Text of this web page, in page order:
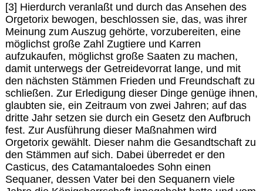
[3] Hierdurch veranlaßt und durch das Ansehen des
Orgetorix bewogen, beschlossen sie, das, was ihrer
Meinung zum Auszug gehörte, vorzubereiten, eine
möglichst große Zahl Zugtiere und Karren
aufzukaufen, möglichst große Saaten zu machen,
damit unterwegs der Getreidevorrat lange, und mit
den nächsten Stämmen Frieden und Freundschaft zu
schließen. Zur Erledigung dieser Dinge genüge ihnen,
glaubten sie, ein Zeitraum von zwei Jahren; auf das
dritte Jahr setzen sie durch ein Gesetz den Aufbruch
fest. Zur Ausführung dieser Maßnahmen wird
Orgetorix gewählt. Dieser nahm die Gesandtschaft zu
den Stämmen auf sich. Dabei überredet er den
Casticus, des Catamantaloedes Sohn einen
Sequaner, dessen Vater bei den Sequanern viele